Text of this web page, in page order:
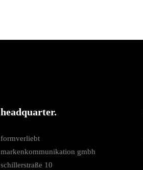
headquarter.
formverliebt
markenkommunikation gmbh
schillerstraße 10